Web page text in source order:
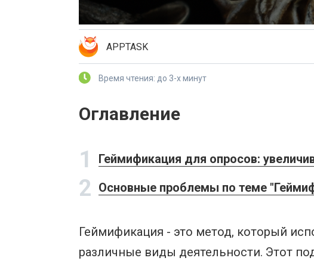
APPTASK
Время чтения: до 3-х минут
Оглавление
1 Геймификация для опросов:
2 Основные проблемы по теме
Геймификация - это метод, который
различные виды деятельности. Этот